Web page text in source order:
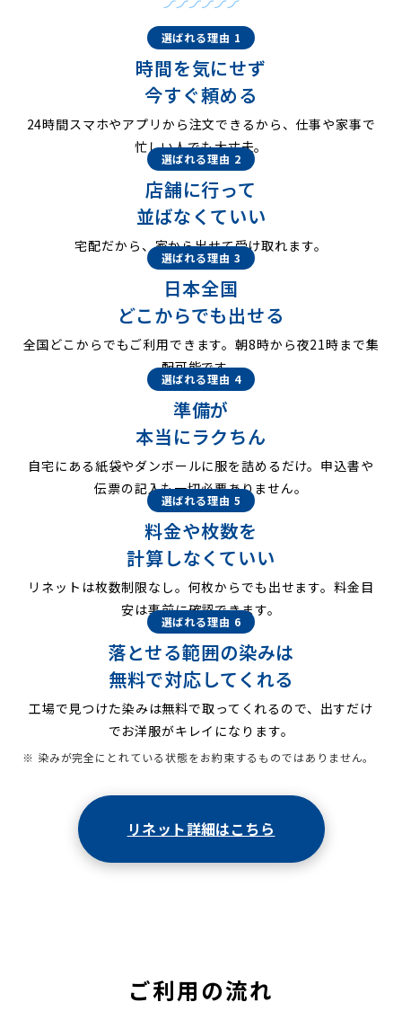
選ばれる理由 1
時間を気にせず
今すぐ頼める
24時間スマホやアプリから注文できるから、仕事や家事で
忙しい人でも大丈夫。
選ばれる理由 2
店舗に行って
並ばなくていい
宅配だから、家から出せて受け取れます。
選ばれる理由 3
日本全国
どこからでも出せる
全国どこからでもご利用できます。朝8時から夜21時まで集
配可能です。
選ばれる理由 4
準備が
本当にラクちん
自宅にある紙袋やダンボールに服を詰めるだけ。申込書や
伝票の記入も一切必要ありません。
選ばれる理由 5
料金や枚数を
計算しなくていい
リネットは枚数制限なし。何枚からでも出せます。料金目
安は事前に確認できます。
選ばれる理由 6
落とせる範囲の染みは
無料で対応してくれる
工場で見つけた染みは無料で取ってくれるので、出すだけ
でお洋服がキレイになります。
※ 染みが完全にとれている状態をお約束するものではありません。
リネット詳細はこちら
ご利用の流れ